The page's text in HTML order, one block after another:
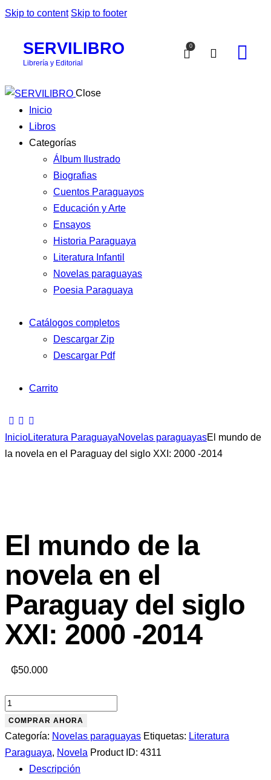
Skip to content Skip to footer
SERVILIBRO
Librería y Editorial
0
Close
Inicio
Libros
Categorías
Álbum Ilustrado
Biografias
Cuentos Paraguayos
Educación y Arte
Ensayos
Historia Paraguaya
Literatura Infantil
Novelas paraguayas
Poesia Paraguaya
Catálogos completos
Descargar Zip
Descargar Pdf
Carrito
InicioLiteratura ParaguayaNovelas paraguayasEl mundo de
la novela en el Paraguay del siglo XXI: 2000 -2014
El mundo de la
novela en el
Paraguay del siglo
XXI: 2000 -2014
₲50.000
COMPRAR AHORA
Categoría: Novelas paraguayas Etiquetas: Literatura
Paraguaya, Novela Product ID: 4311
Descripción